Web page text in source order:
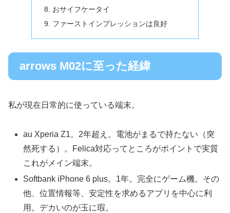
おサイフケータイ
ファーストインプレッションは良好
arrows M02に至った経緯
私が現在日常的に使っている端末。
au Xperia Z1。2年超え。電池がまるで持たない（突
然死する）。Felica対応ってところがポイントで実質
これがメイン端末。
Softbank iPhone 6 plus。1年。完全にゲーム機。その
他、位置情報等、安定性を求めるアプリを中心に利
用。デカいのが玉に瑕。